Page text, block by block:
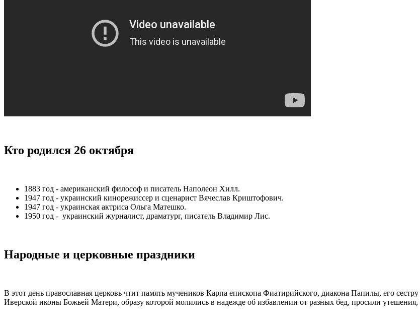
Кто родился 26 октября
1883 год - американский философ и писатель Наполеон Хилл.
1947 год - украинский кинорежиссер и сценарист Вячеслав Криштофович.
1947 год - украинская актриса Ольга Матешко.
1950 год - украинский журналист, драматург, писатель Владимир Лис.
Народные и церковные праздники
В этот день православная церковь чтит память мучеников Карпа епископа Фиатирийского, диакона Папилы, его
Иверской иконы Божьей Матери, образу которой молились в надежде об избавлении от разных бед, просили